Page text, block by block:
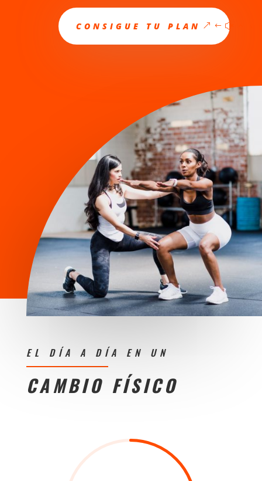
CONSIGUE TU PLAN
EL DÍA A DÍA EN UN
CAMBIO FÍSICO